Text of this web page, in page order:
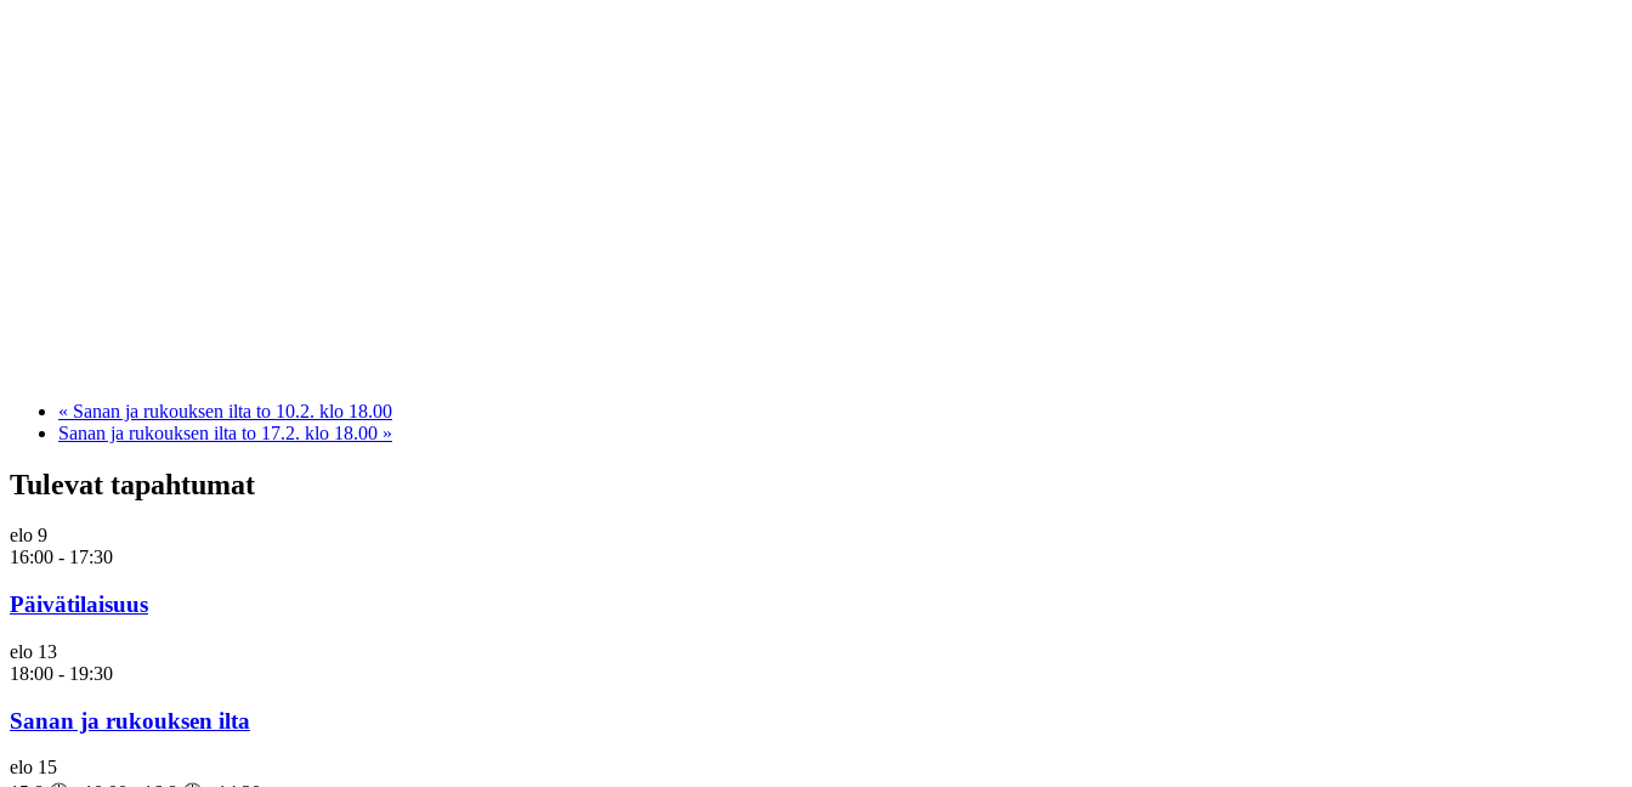
« Sanan ja rukouksen ilta to 10.2. klo 18.00
Sanan ja rukouksen ilta to 17.2. klo 18.00 »
Tulevat tapahtumat
elo 9
16:00 - 17:30
Päivätilaisuus
elo 13
18:00 - 19:30
Sanan ja rukouksen ilta
elo 15